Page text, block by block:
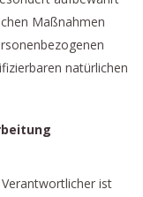
Maßnahmen
natürlichen
ist